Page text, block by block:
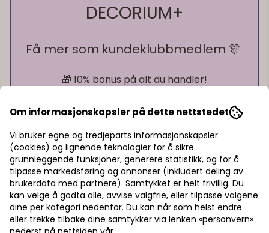
DECORIUM+
Få mer som kundeklubbmedlem 🎊
🎁 10% bonus på alt du handler!
🎁 Gratis frakt over 700 kr
Pst! Husk å logge inn!
Bli medlem - få gratis frakt fra 700 kr
Informasjon
På lager På lager
Om informasjonskapsler på dette nettstedet
Vi bruker egne og tredjeparts informasjonskapsler
(cookies) og lignende teknologier for å sikre
grunnleggende funksjoner, generere statistikk, og for å
tilpasse markedsføring og annonser (inkludert deling av
brukerdata med partnere). Samtykket er helt frivillig. Du
kan velge å godta alle, avvise valgfrie, eller tilpasse valgene
dine per kategori nedenfor. Du kan når som helst endre
eller trekke tilbake dine samtykker via lenken «personvern»